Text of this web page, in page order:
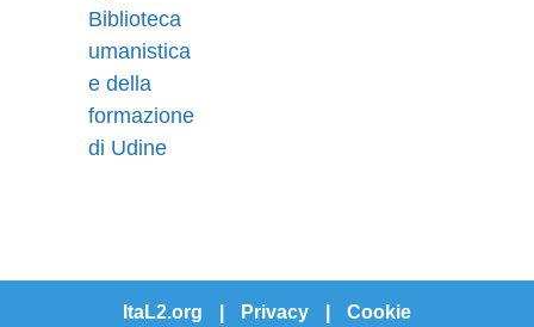
Biblioteca
umanistica
e della
formazione
di Udine
ItaL2.org Privacy Cookie